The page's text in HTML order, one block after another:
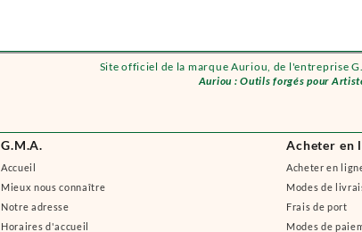
Site officiel de la marque Auriou, de l'entreprise
Auriou : Outils forgés pour
G.M.A.
Accueil
Mieux nous connaître
Notre adresse
Horaires d'accueil
Acheter en
Acheter en
Modes de
Frais de port
Modes de